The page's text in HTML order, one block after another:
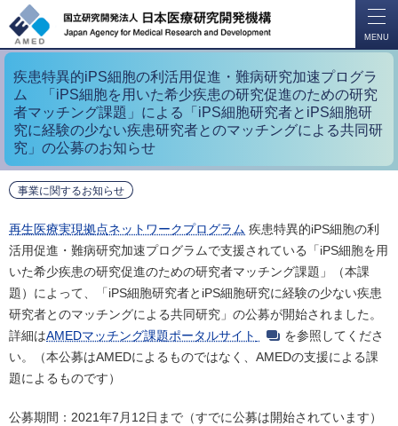
MENU
疾患特異的iPS細胞の利活用促進・難病研究加速プログラ
ム 「iPS細胞を用いた希少疾患の研究促進のための研究
者マッチング課題」による「iPS細胞研究者とiPS細胞研
究に経験の少ない疾患研究者とのマッチングによる共同研
究」の公募のお知らせ
事業に関するお知らせ
再生医療実現拠点ネットワークプログラム 疾患特異的iPS細胞の利
活用促進・難病研究加速プログラムで支援されている「iPS細胞を用
いた希少疾患の研究促進のための研究者マッチング課題」（本課
題）によって、「iPS細胞研究者とiPS細胞研究に経験の少ない疾患
研究者とのマッチングによる共同研究」の公募が開始されました。
詳細はAMEDマッチング課題ポータルサイト
を参照してくださ
い。（本公募はAMEDによるものではなく、AMEDの支援による課
題によるものです）
公募期間：2021年7月12日まで（すでに公募は開始されています）